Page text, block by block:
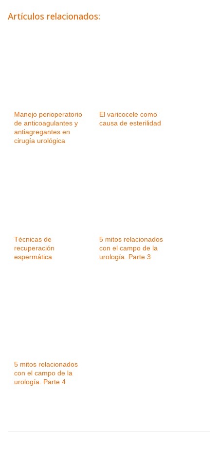
Artículos relacionados:
Manejo perioperatorio
de anticoagulantes y
antiagregantes en
cirugía urológica
El varicocele como
causa de esterilidad
Técnicas de
recuperación
espermática
5 mitos relacionados
con el campo de la
urología. Parte 3
5 mitos relacionados
con el campo de la
urología. Parte 4